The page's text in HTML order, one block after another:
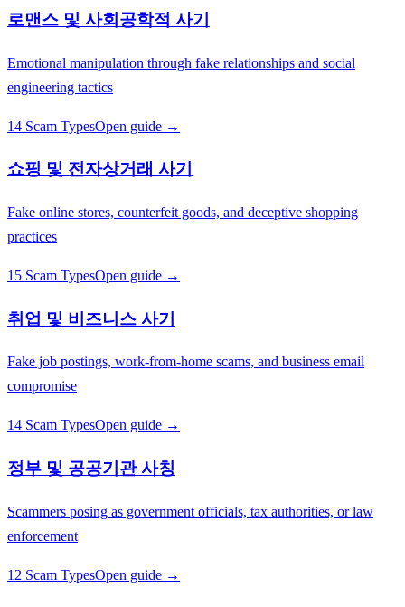
로맨스 및 사회공학적 사기
Emotional manipulation through fake relationships and social
engineering tactics
14 Scam TypesOpen guide →
쇼핑 및 전자상거래 사기
Fake online stores, counterfeit goods, and deceptive shopping
practices
15 Scam TypesOpen guide →
취업 및 비즈니스 사기
Fake job postings, work-from-home scams, and business email
compromise
14 Scam TypesOpen guide →
정부 및 공공기관 사칭
Scammers posing as government officials, tax authorities, or law
enforcement
12 Scam TypesOpen guide →